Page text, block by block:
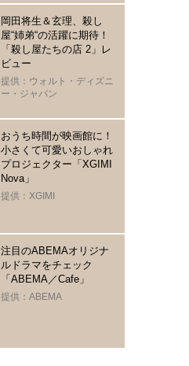
岡田将生＆玄理、殺し
屋“姉弟“の活躍に期待！
「殺し屋たちの店 2」レ
ビュー
提供：ウォルト・ディズニ
ー・ジャパン
おうち時間が映画館に！
小さくて可愛いおしゃれ
プロジェクター「XGIMI
Nova」
提供：XGIMI
注目のABEMAオリジナ
ルドラマをチェック
「ABEMA／Cafe」
提供：ABEMA